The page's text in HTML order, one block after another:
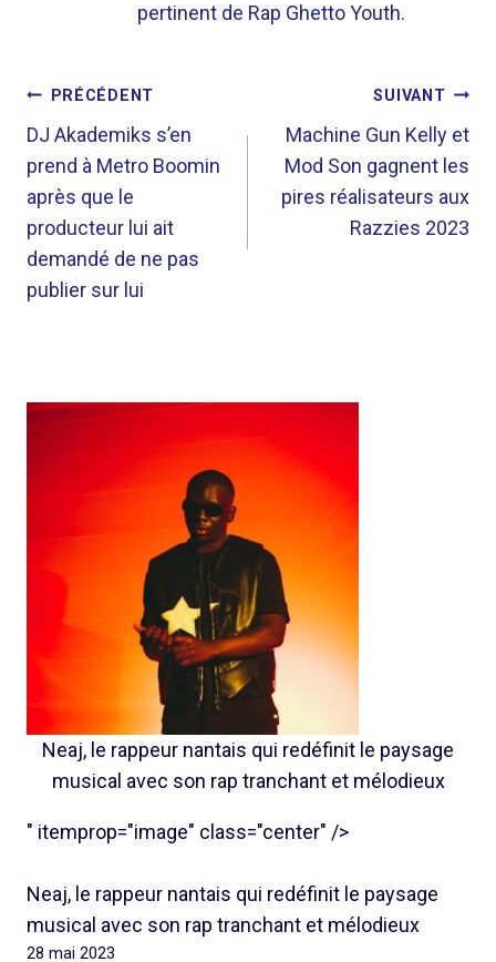
pertinent de Rap Ghetto Youth.
NAVIGATION
DE
L’ARTICLE
PRÉCÉDENT
DJ Akademiks s’en
prend à Metro Boomin
après que le
producteur lui ait
demandé de ne pas
publier sur lui
SUIVANT
Machine Gun Kelly et
Mod Son gagnent les
pires réalisateurs aux
Razzies 2023
Neaj, le rappeur nantais qui redéfinit le paysage
musical avec son rap tranchant et mélodieux
" itemprop="image" class="center" />
Neaj, le rappeur nantais qui redéfinit le paysage
musical avec son rap tranchant et mélodieux
28 mai 2023